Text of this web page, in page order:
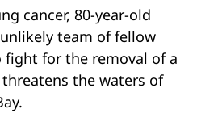
cancer, 80-year-old
team of fellow
for the removal of a
the waters of